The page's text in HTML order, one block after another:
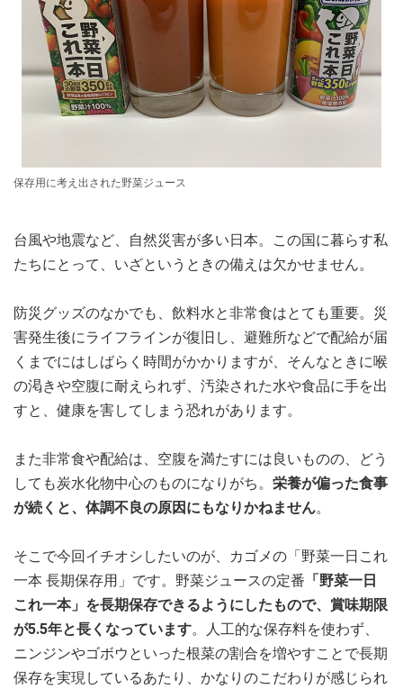
保存用に考え出された野菜ジュース
台風や地震など、自然災害が多い日本。この国に暮らす私
たちにとって、いざというときの備えは欠かせません。
防災グッズのなかでも、飲料水と非常食はとても重要。災
害発生後にライフラインが復旧し、避難所などで配給が届
くまでにはしばらく時間がかかりますが、そんなときに喉
の渇きや空腹に耐えられず、汚染された水や食品に手を出
すと、健康を害してしまう恐れがあります。
また非常食や配給は、空腹を満たすには良いものの、どう
しても炭水化物中心のものになりがち。 栄養が偏った食事
が続くと、体調不良の原因にもなりかねません。
そこで今回イチオシしたいのが、カゴメの「野菜一日これ
一本 長期保存用」です。野菜ジュースの定番 「野菜一日
これ一本」を長期保存できるようにしたもので、賞味期限
が5.5年と長くなっています。人工的な保存料を使わず、
ニンジンやゴボウといった根菜の割合を増やすことで長期
保存を実現しているあたり、かなりのこだわりが感じられ